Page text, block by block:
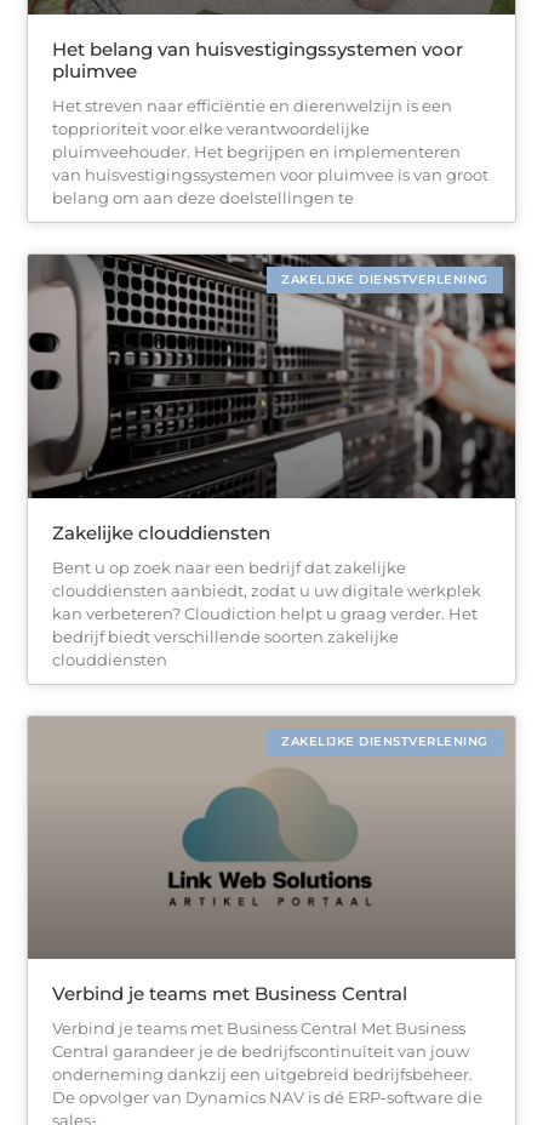
Het belang van huisvestigingssystemen voor
pluimvee
Het streven naar efficiëntie en dierenwelzijn is een
topprioriteit voor elke verantwoordelijke
pluimveehouder. Het begrijpen en implementeren
van huisvestigingssystemen voor pluimvee is van groot
belang om aan deze doelstellingen te
ZAKELIJKE DIENSTVERLENING
Zakelijke clouddiensten
Bent u op zoek naar een bedrijf dat zakelijke
clouddiensten aanbiedt, zodat u uw digitale werkplek
kan verbeteren? Cloudiction helpt u graag verder. Het
bedrijf biedt verschillende soorten zakelijke
clouddiensten
ZAKELIJKE DIENSTVERLENING
Verbind je teams met Business Central
Verbind je teams met Business Central Met Business
Central garandeer je de bedrijfscontinuïteit van jouw
onderneming dankzij een uitgebreid bedrijfsbeheer.
De opvolger van Dynamics NAV is dé ERP-software die
sales-,